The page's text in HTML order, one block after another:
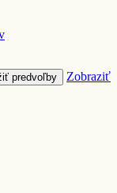
predvoľby
Zobraziť